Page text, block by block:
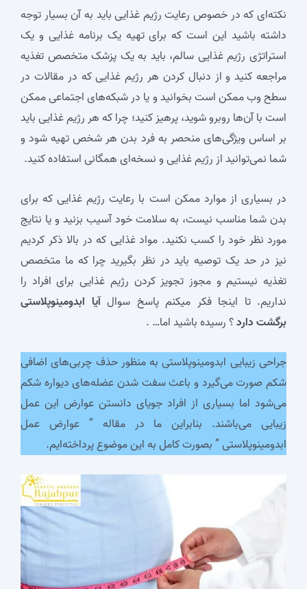
نکته‌ای که در خصوص رعایت رژیم غذایی باید به آن بسیار توجه
داشته باشید این است که برای تهیه یک برنامه غذایی و یک
استراتژی رژیم غذایی سالم، باید به یک پزشک متخصص تغذیه
مراجعه کنید و از دنبال کردن هر رژیم غذایی که در مقالات در
سطح وب ممکن است بخوانید و یا در شبکه‌های اجتماعی ممکن
است با آن‌ها روبرو شوید، پرهیز کنید؛ چرا که هر رژیم غذایی باید
بر اساس ویژگی‌های منحصر به فرد بدن هر شخص تهیه شود و
شما نمی‌توانید از رژیم غذایی و نسخه‌ای همگانی استفاده کنید.
در بسیاری از موارد ممکن است با رعایت رژیم غذایی که برای
بدن شما مناسب نیست، به سلامت خود آسیب بزنید و یا نتایج
مورد نظر خود را کسب نکنید. مواد غذایی که در بالا ذکر کردیم
نیز در حد یک توصیه باید در نظر بگیرید چرا که ما متخصص
تغذیه نیستیم و مجوز تجویز کردن رژیم غذایی برای افراد را
نداریم. تا اینجا فکر میکنم پاسخ سوالآیا ابدومینوپلاستی
برگشت دارد؟ رسیده باشید اما… .
جراحی زیبایی ابدومینوپلاستی به منظور حذف چربی‌های اضافی
شکم صورت می‌گیرد و باعث سفت شدن عضله‌های دیواره شکم
می‌شود اما بسیاری از افراد جویای دانستن عوارض این عمل
زیبایی می‌باشند. بنابراین ما در مقاله ” عوارض عمل
ابدومینوپلاستی ” بصورت کامل به این موضوع پرداخته‌ایم.